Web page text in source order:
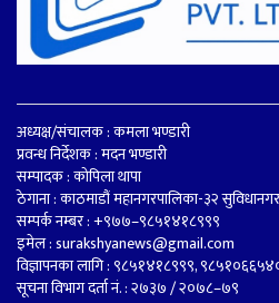
अध्यक्ष/संचालक : कमला भण्डारी
प्रवन्ध निर्देशक : मदन भण्डारी
सम्पादक : कोपिला थापा
ठेगाना : काठमाडौं महानगरपालिका-३२ सुविधानगर
सम्पर्क नम्बर : +९७७–९८५१४१८९९९
इमेल :surakshyanews@gmail.com
विज्ञापनका लागि : ९८५१४१८९९९,
सूचना विभाग दर्ता नं. : २७३७ / २०७८–७९